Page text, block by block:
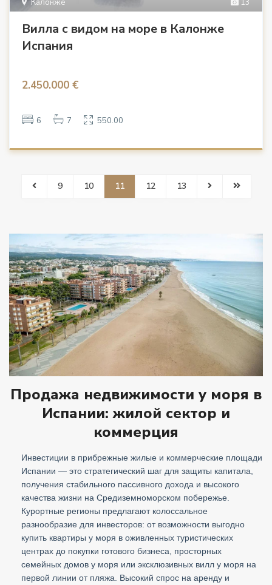
13
Калонже
Вилла с видом на море в Калонже
Испания
2.450.000 €
6 7 550.00
9 10 11 12 13
Продажа недвижимости у моря в
Испании: жилой сектор и
коммерция
Инвестиции в прибрежные жилые и коммерческие площади
Испании — это стратегический шаг для защиты капитала,
получения стабильного пассивного дохода и высокого
качества жизни на Средиземноморском побережье.
Курортные регионы предлагают колоссальное
разнообразие для инвесторов: от возможности выгодно
купить квартиры у моря в оживленных туристических
центрах до покупки готового бизнеса, просторных
семейных домов у моря или эксклюзивных вилл у моря на
первой линии от пляжа. Высокий спрос на аренду и